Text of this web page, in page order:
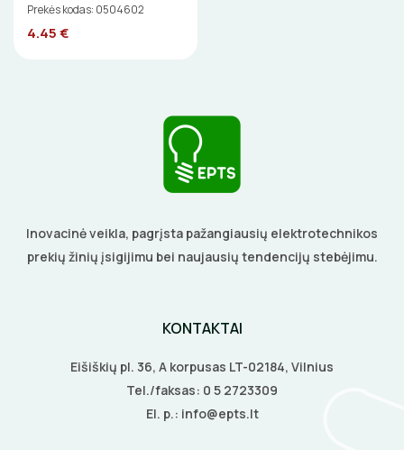
ŽYMEKLIAI
Prekės kodas: 0504602
4.45 €
Inovacinė veikla, pagrįsta pažangiausių elektrotechnikos
prekių žinių įsigijimu bei naujausių tendencijų stebėjimu.
KONTAKTAI
Eišiškių pl. 36, A korpusas LT-02184, Vilnius
Tel./faksas: 0 5 2723309
El. p.: info@epts.lt